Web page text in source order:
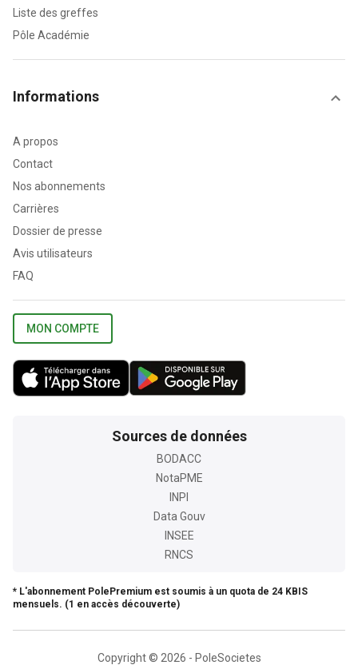
Liste des greffes
Pôle Académie
Informations
A propos
Contact
Nos abonnements
Carrières
Dossier de presse
Avis utilisateurs
FAQ
MON COMPTE
Sources de données
BODACC
NotaPME
INPI
Data Gouv
INSEE
RNCS
* L'abonnement PolePremium est soumis à un quota de 24 KBIS
mensuels. (1 en accès découverte)
Copyright © 2026 - PoleSocietes